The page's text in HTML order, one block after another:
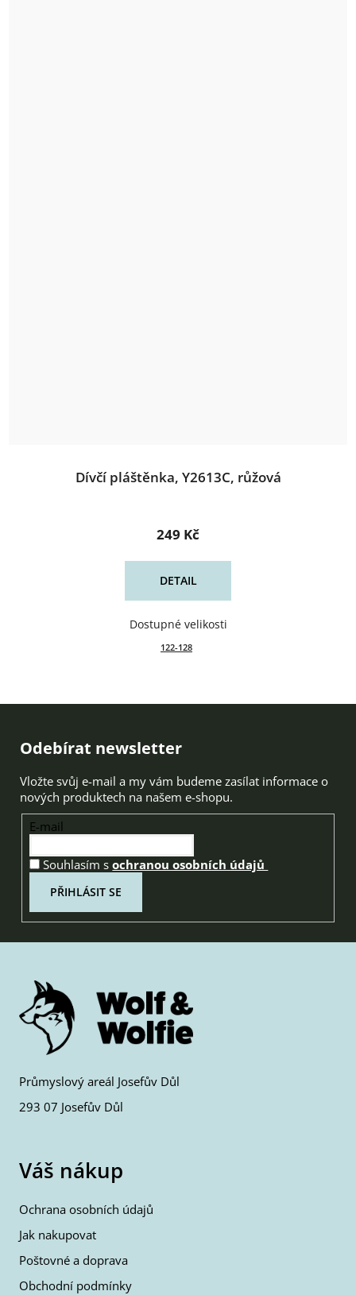
Dívčí pláštěnka, Y2613C, růžová
249 Kč
DETAIL
122-128
Zápatí
Odebírat newsletter
Vložte svůj e-mail a my vám budeme zasílat informace o
nových produktech na našem e-shopu.
E-mail
Souhlasím sochranou osobních údajů
PŘIHLÁSIT SE
Průmyslový areál Josefův Důl
293 07 Josefův Důl
Váš nákup
Ochrana osobních údajů
Jak nakupovat
Poštovné a doprava
Obchodní podmínky